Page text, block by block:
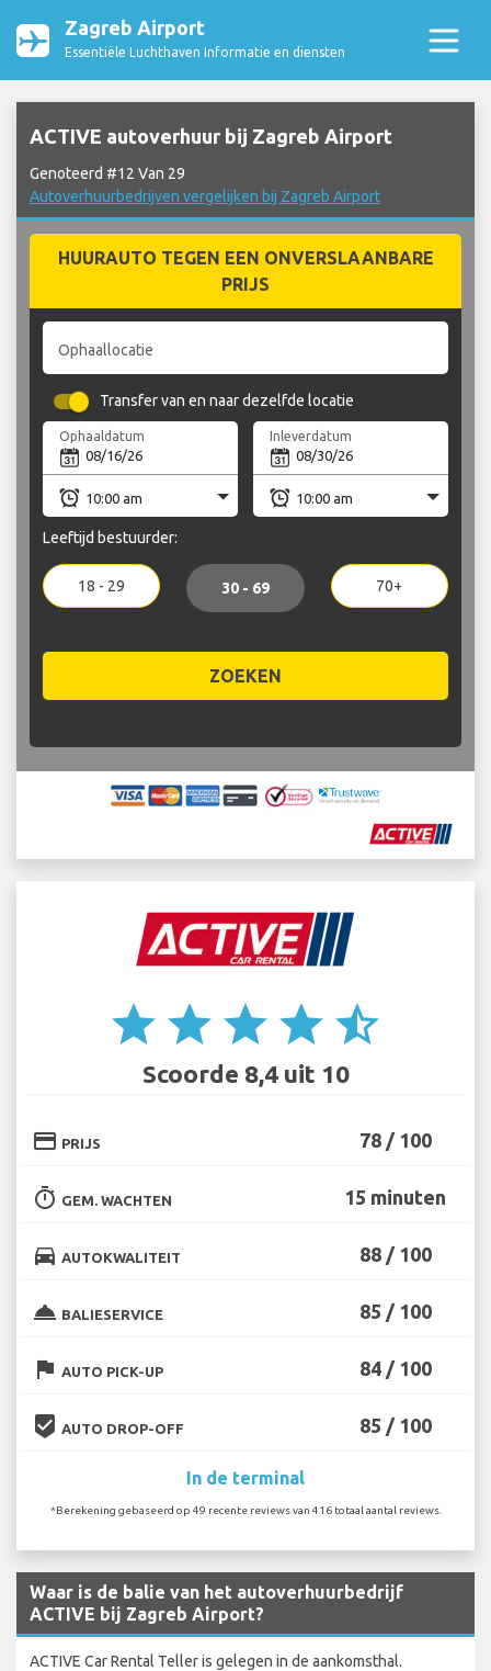
Zagreb Airport
Essentiële Luchthaven Informatie en diensten
ACTIVE autoverhuur bij Zagreb Airport
Genoteerd #12 Van 29
Autoverhuurbedrijven vergelijken bij Zagreb Airport
HUURAUTO TEGEN EEN ONVERSLAANBARE
PRIJS
Ophaallocatie
Transfer van en naar dezelfde locatie
Ophaaldatum Inleverdatum
Leeftijd bestuurder:
18 - 29 30 - 69 70+
ZOEKEN
star star star star star_half
Scoorde 8,4 uit 10
credit_card PRIJS 78 / 100
timer GEM. WACHTEN 15 minuten
directions_car AUTOKWALITEIT 88 / 100
room_service BALIESERVICE 85 / 100
flag AUTO PICK-UP 84 / 100
beenhere AUTO DROP-OFF 85 / 100
In de terminal
*Berekening gebaseerd op 49 recente reviews van 416 totaal aantal reviews.
Waar is de balie van het autoverhuurbedrijf
ACTIVE bij Zagreb Airport?
ACTIVE Car Rental Teller is gelegen in de aankomsthal.